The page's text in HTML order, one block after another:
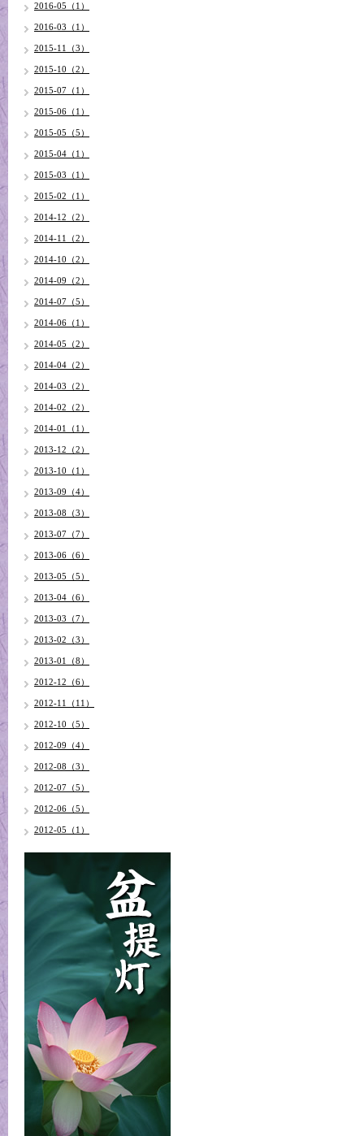
2016-05（1）
2016-03（1）
2015-11（3）
2015-10（2）
2015-07（1）
2015-06（1）
2015-05（5）
2015-04（1）
2015-03（1）
2015-02（1）
2014-12（2）
2014-11（2）
2014-10（2）
2014-09（2）
2014-07（5）
2014-06（1）
2014-05（2）
2014-04（2）
2014-03（2）
2014-02（2）
2014-01（1）
2013-12（2）
2013-10（1）
2013-09（4）
2013-08（3）
2013-07（7）
2013-06（6）
2013-05（5）
2013-04（6）
2013-03（7）
2013-02（3）
2013-01（8）
2012-12（6）
2012-11（11）
2012-10（5）
2012-09（4）
2012-08（3）
2012-07（5）
2012-06（5）
2012-05（1）